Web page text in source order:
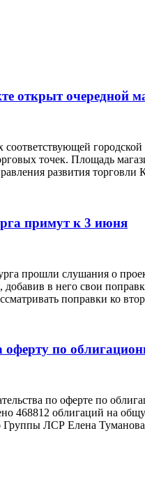
открыт очередной
точек. Площадь
развития
примут к 3 июня
прошли слушания о
добавив в него свои
поправки ко
по
по оферте по
468812 облигаций на
Группы ЛСР Елена